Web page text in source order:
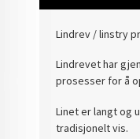
Lindrev / linstry
Lindrevet har
prosesser for å
Linet er langt og
tradisjonelt vis.